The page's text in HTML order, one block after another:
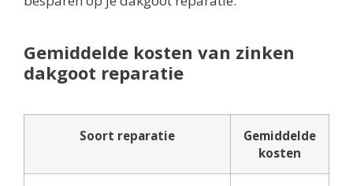
Gemiddelde kosten van zinken
dakgoot reparatie
Soort reparatie
Gemiddelde
kosten